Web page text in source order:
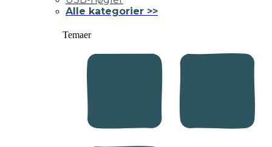
Alle kategorier >>
Temaer